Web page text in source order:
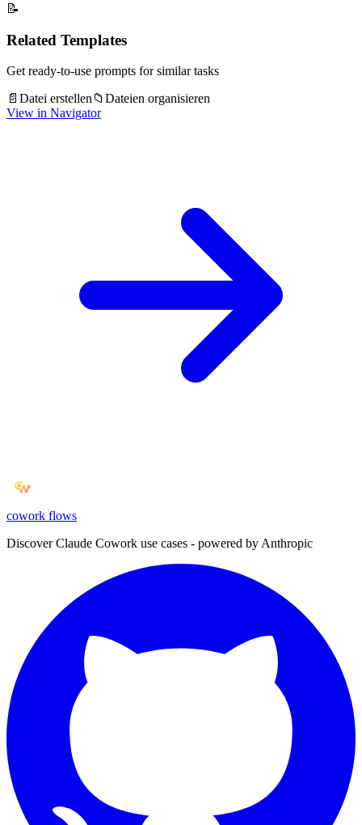
📝
Related Templates
Get ready-to-use prompts for similar tasks
📄 Datei erstellen 📁 Dateien organisieren
View in Navigator
cowork flows
Discover Claude Cowork use cases - powered by Anthropic